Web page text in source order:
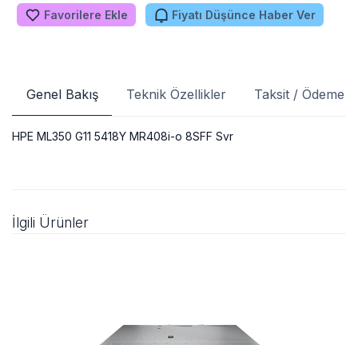
Favorilere Ekle Fiyatı Düşünce Haber Ver
Genel Bakış Teknik Özellikler Taksit / Ödeme
HPE ML350 G11 5418Y MR408i-o 8SFF Svr
İlgili Ürünler